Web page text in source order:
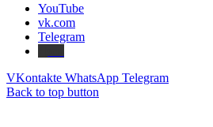
YouTube
vk.com
Telegram
VKontakte WhatsApp Telegram
Back to top button